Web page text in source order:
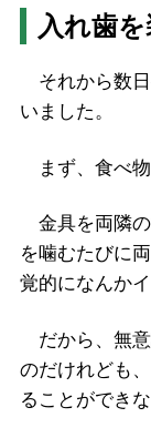
入れ歯
それから数
いました。
まず、食べ物
金具を両隣の
を噛むたびに
覚的になんかイ
だから、無意
のだけれども
ることができな